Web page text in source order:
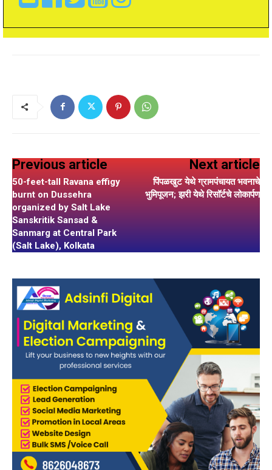
Previous article
50-feet-tall Ravana effigy
burnt on Dussehra
organized by Salt Lake
Sanskritik Sansad &
Sanmarg at Central Park
(Salt Lake), Kolkata
Next article
पिंपळखुट येथे ग्रामपंचायत भवनाचे
भुमिपूजन; झरी येथे रिसॉर्टचे लोकार्पण